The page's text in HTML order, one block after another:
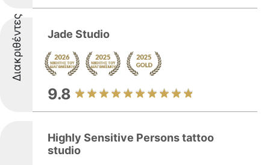
Διακριθέντες Jade Studio
9.8
Highly Sensitive Persons tattoo
studio